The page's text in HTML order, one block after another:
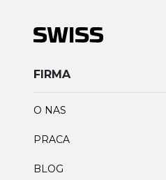
FIRMA
O NAS
PRACA
BLOG